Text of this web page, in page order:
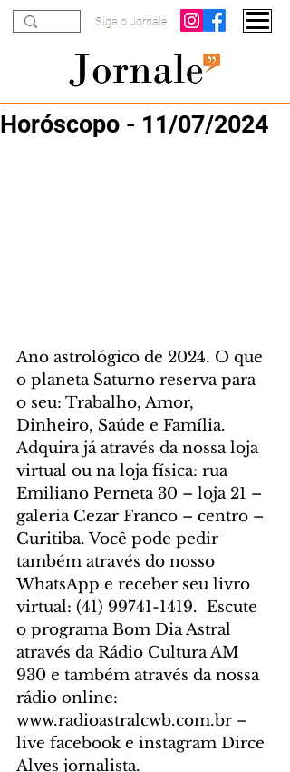
Siga o Jornale
Horóscopo - 11/07/2024
Ano astrológico de 2024. O que
o planeta Saturno reserva para
o seu: Trabalho, Amor,
Dinheiro, Saúde e Família.
Adquira já através da nossa loja
virtual ou na loja física: rua
Emiliano Perneta 30 – loja 21 –
galeria Cezar Franco – centro –
Curitiba. Você pode pedir
também através do nosso
WhatsApp e receber seu livro
virtual: (41) 99741-1419.  Escute
o programa Bom Dia Astral
através da Rádio Cultura AM
930 e também através da nossa
rádio online:
www.radioastralcwb.com.br –
live facebook e instagram Dirce
Alves jornalista.